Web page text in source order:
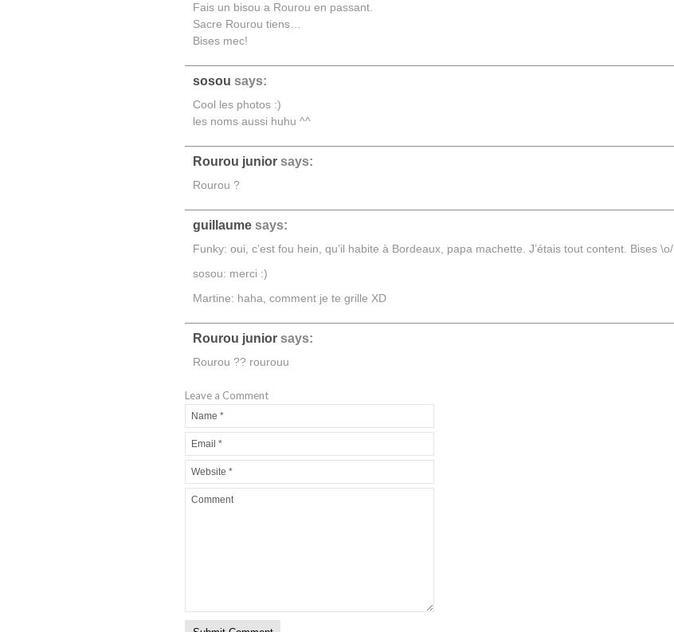
Fais un bisou a Rourou en passant.
Sacre Rourou tiens…
Bises mec!
sosou says:
Cool les photos :)
les noms aussi huhu ^^
Rourou junior says:
Rourou ?
guillaume says:
Funky: oui, c’est fou hein, qu’il habite à Bordeaux, papa machette. J’étais tout content. Bises \o/
sosou: merci :)
Martine: haha, comment je te grille XD
Rourou junior says:
Rourou ?? rourouu
Leave a Comment